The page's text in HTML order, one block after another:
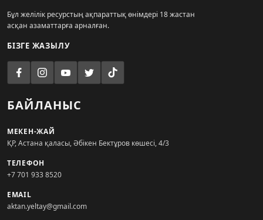
Бұл желілік ресурстың ақпараттық өнімдері 18 жастан
асқан азаматтарға арналған.
БІЗГЕ ЖАЗЫЛУ
БАЙЛАНЫС
МЕКЕН-ЖАЙ
ҚР, Астана қаласы, Әбікен Бектұров көшесі, 4/3
ТЕЛЕФОН
+7 701 933 8520
EMAIL
aktan.yeltay@gmail.com